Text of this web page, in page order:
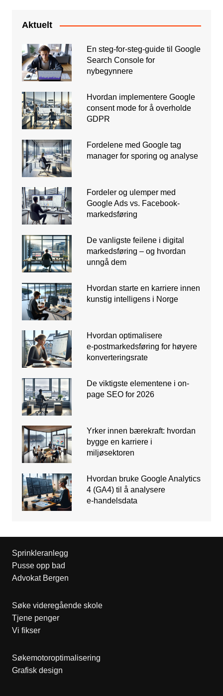
Aktuelt
En steg-for-steg-guide til Google
Search Console for
nybegynnere
Hvordan implementere Google
consent mode for å overholde
GDPR
Fordelene med Google tag
manager for sporing og analyse
Fordeler og ulemper med
Google Ads vs. Facebook-
markedsføring
De vanligste feilene i digital
markedsføring – og hvordan
unngå dem
Hvordan starte en karriere innen
kunstig intelligens i Norge
Hvordan optimalisere
e‑postmarkedsføring for høyere
konverteringsrate
De viktigste elementene i on-
page SEO for 2026
Yrker innen bærekraft: hvordan
bygge en karriere i
miljøsektoren
Hvordan bruke Google Analytics
4 (GA4) til å analysere
e‑handelsdata
Sprinkleranlegg
Pusse opp bad
Advokat Bergen
Søke videregående skole
Tjene penger
Vi fikser
Søkemotoroptimalisering
Grafisk design